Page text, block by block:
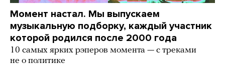
Момент настал. Мы выпускаем
музыкальную подборку, каждый участник
которой родился после 2000 года
10 самых ярких рэперов момента — с треками
не о политике